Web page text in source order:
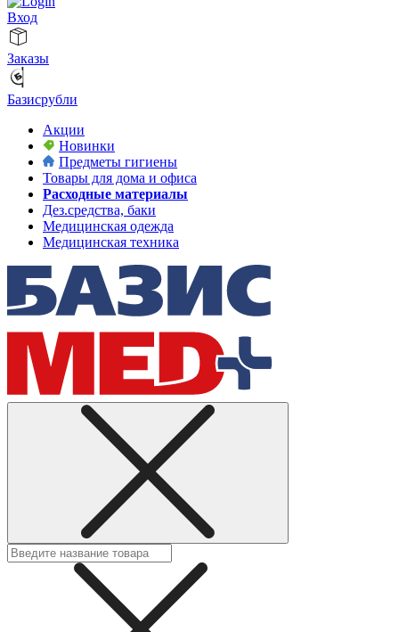
Вход
Заказы
Базисрубли
Акции
Новинки
Предметы гигиены
Товары для дома и офиса
Расходные материалы
Дез.средства, баки
Медицинская одежда
Медицинская техника